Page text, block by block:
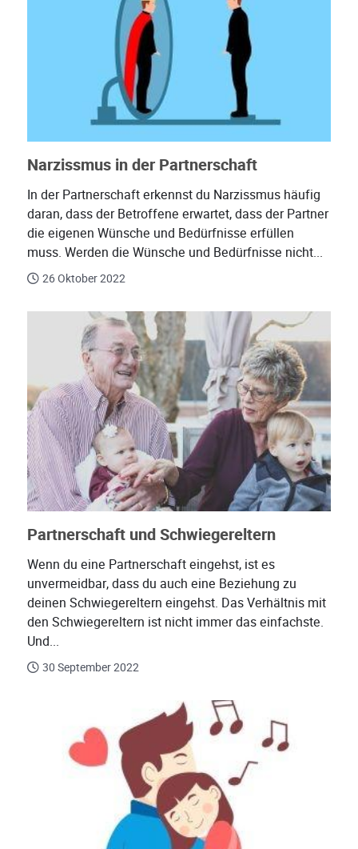
Narzissmus in der Partnerschaft
In der Partnerschaft erkennst du Narzissmus häufig
daran, dass der Betroffene erwartet, dass der Partner
die eigenen Wünsche und Bedürfnisse erfüllen
muss. Werden die Wünsche und Bedürfnisse nicht...
26 Oktober 2022
Partnerschaft und Schwiegereltern
Wenn du eine Partnerschaft eingehst, ist es
unvermeidbar, dass du auch eine Beziehung zu
deinen Schwiegereltern eingehst. Das Verhältnis mit
den Schwiegereltern ist nicht immer das einfachste.
Und...
30 September 2022